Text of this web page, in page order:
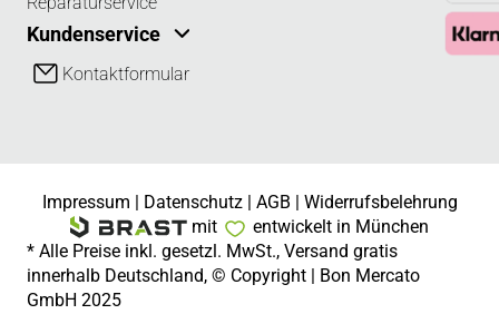
Kundenservice
Kontaktformular
Impressum | Datenschutz| AGB | Widerrufsbelehrung
mit
entwickelt in München
* Alle Preise inkl. gesetzl. MwSt., Versand gratis
innerhalb Deutschland, © Copyright | Bon Mercato
GmbH 2025